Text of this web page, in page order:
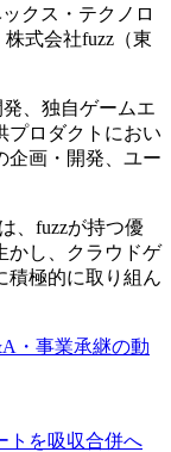
クス・テクノロ
式会社fuzz（東
、独自ゲームエ
プロダクトにおい
企画・開発、ユー
、fuzzが持つ優
かし、クラウドゲ
積極的に取り組ん
・事業承継の動
トを吸収合併へ